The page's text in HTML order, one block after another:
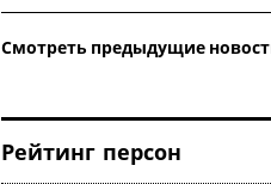
Смотреть предыдущие
Рейтинг